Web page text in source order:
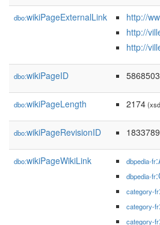
dbo:wikiPageExternalLink
http://
http://
http://
dbo:wikiPageID 5868503
dbo:wikiPageLength 2174
dbo:wikiPageRevisionID
dbo:wikiPageWikiLink dbpedia-fr
dbpedia-fr
category-fr
category-fr
category-fr